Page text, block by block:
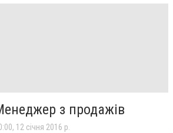
з продажів
12 січня 2016 р.